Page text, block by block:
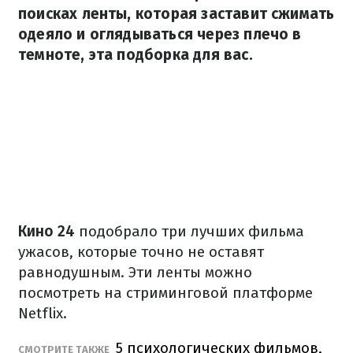
поисках ленты, которая заставит сжимать
одеяло и оглядываться через плечо в
темноте, эта подборка для вас.
Кино 24 подобрало три лучших фильма
ужасов, которые точно не оставят
равнодушным. Эти ленты можно
посмотреть на стриминговой платформе
Netflix.
СМОТРИТЕ ТАКЖЕ 5 психологических фильмов,